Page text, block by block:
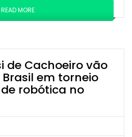
READ MORE
de Cachoeiro vão
em torneio
robótica no